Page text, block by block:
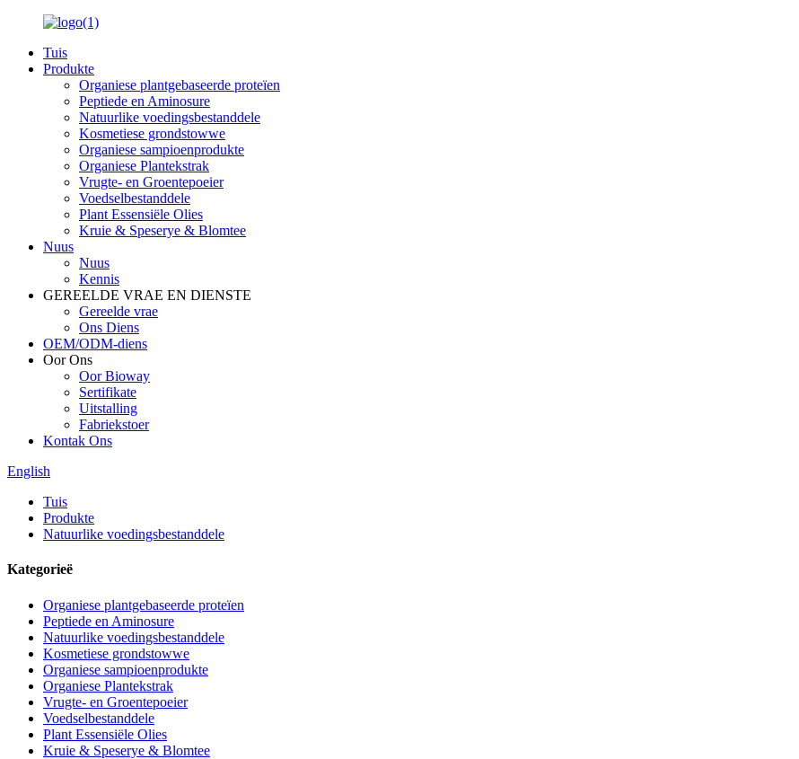
Tuis
Produkte
Organiese plantgebaseerde proteïen
Peptiede en Aminosure
Natuurlike voedingsbestanddele
Kosmetiese grondstowwe
Organiese sampioenprodukte
Organiese Plantekstrak
Vrugte- en Groentepoeier
Voedselbestanddele
Plant Essensiële Olies
Kruie & Speserye & Blomtee
Nuus
Nuus
Kennis
GEREELDE VRAE EN DIENSTE
Gereelde vrae
Ons Diens
OEM/ODM-diens
Oor Ons
Oor Bioway
Sertifikate
Uitstalling
Fabriekstoer
Kontak Ons
English
Tuis
Produkte
Natuurlike voedingsbestanddele
Kategorieë
Organiese plantgebaseerde proteïen
Peptiede en Aminosure
Natuurlike voedingsbestanddele
Kosmetiese grondstowwe
Organiese sampioenprodukte
Organiese Plantekstrak
Vrugte- en Groentepoeier
Voedselbestanddele
Plant Essensiële Olies
Kruie & Speserye & Blomtee